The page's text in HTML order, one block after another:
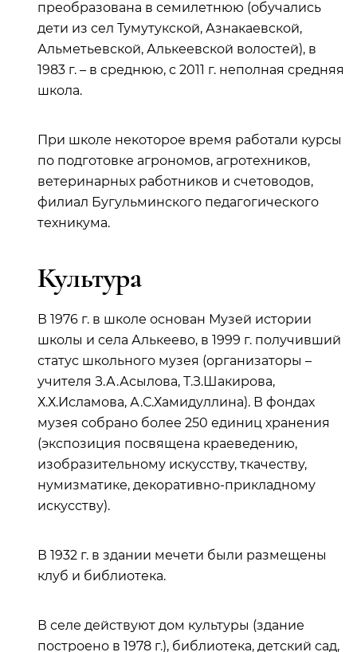
преобразована в семилетнюю (обучались
дети из сел Тумутукской, Азнакаевской,
Альметьевской, Алькеевской волостей), в
1983 г. – в среднюю, с 2011 г. неполная средняя
школа.
При школе некоторое время работали курсы
по подготовке агрономов, агротехников,
ветеринарных работников и счетоводов,
филиал Бугульминского педагогического
техникума.
Культура
В 1976 г. в школе основан Музей истории
школы и села Алькеево, в 1999 г. получивший
статус школьного музея (организаторы –
учителя З.А.Асылова, Т.З.Шакирова,
Х.Х.Исламова, А.С.Хамидуллина). В фондах
музея собрано более 250 единиц хранения
(экспозиция посвящена краеведению,
изобразительному искусству, ткачеству,
нумизматике, декоративно-прикладному
искусству).
В 1932 г. в здании мечети были размещены
клуб и библиотека.
В селе действуют дом культуры (здание
построено в 1978 г.), библиотека, детский сад,